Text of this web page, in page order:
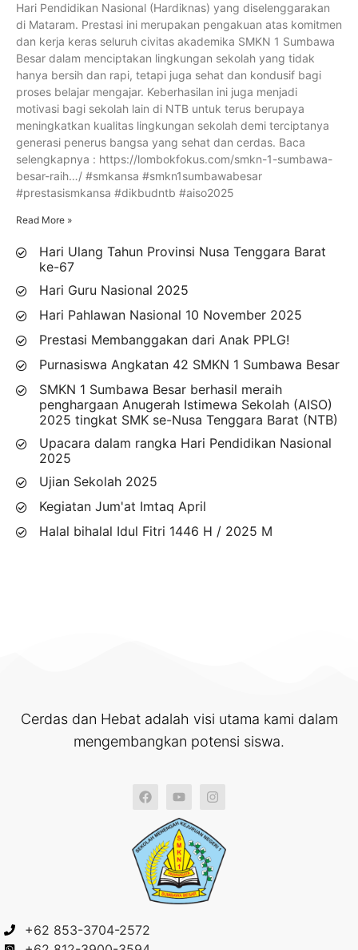
Hari Pendidikan Nasional (Hardiknas) yang diselenggarakan
di Mataram. Prestasi ini merupakan pengakuan atas komitmen
dan kerja keras seluruh civitas akademika SMKN 1 Sumbawa
Besar dalam menciptakan lingkungan sekolah yang tidak
hanya bersih dan rapi, tetapi juga sehat dan kondusif bagi
proses belajar mengajar. Keberhasilan ini juga menjadi
motivasi bagi sekolah lain di NTB untuk terus berupaya
meningkatkan kualitas lingkungan sekolah demi terciptanya
generasi penerus bangsa yang sehat dan cerdas. Baca
selengkapnya : https://lombokfokus.com/smkn-1-sumbawa-
besar-raih…/ #smkansa #smkn1sumbawabesar
#prestasismkansa #dikbudntb #aiso2025
Read More »
Hari Ulang Tahun Provinsi Nusa Tenggara Barat
ke-67
Hari Guru Nasional 2025
Hari Pahlawan Nasional 10 November 2025
Prestasi Membanggakan dari Anak PPLG!
Purnasiswa Angkatan 42 SMKN 1 Sumbawa Besar
SMKN 1 Sumbawa Besar berhasil meraih
penghargaan Anugerah Istimewa Sekolah (AISO)
2025 tingkat SMK se-Nusa Tenggara Barat (NTB)
Upacara dalam rangka Hari Pendidikan Nasional
2025
Ujian Sekolah 2025
Kegiatan Jum'at Imtaq April
Halal bihalal Idul Fitri 1446 H / 2025 M
Cerdas dan Hebat adalah visi utama kami dalam
mengembangkan potensi siswa.
+62 853-3704-2572